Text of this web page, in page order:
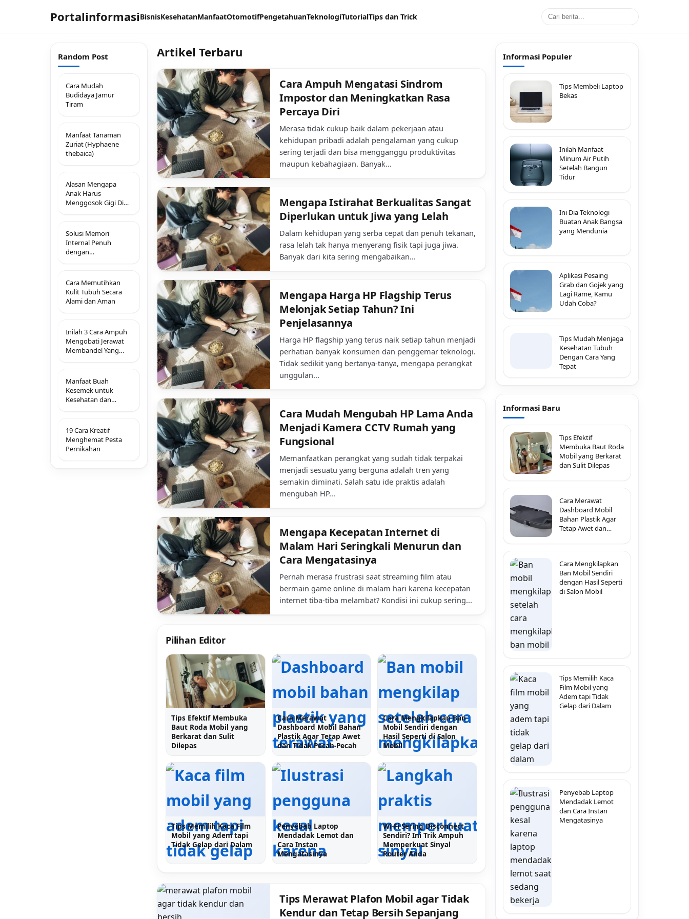
PortalinformasiBisnisKesehatanManfaatOtomotifPengetahuanTeknologiTutorialTips dan Trick
Random Post
Cara Mudah
Budidaya Jamur
Tiram
Manfaat Tanaman
Zuriat (Hyphaene
thebaica)
Alasan Mengapa
Anak Harus
Menggosok Gigi Di
Solusi Memori
Internal Penuh
dengan
Cara Memutihkan
Kulit Tubuh Secara
Alami dan Aman
Inilah 3 Cara Ampuh
Mengobati Jerawat
Membandel Yang
Manfaat Buah
Kesemek untuk
Kesehatan dan
19 Cara Kreatif
Menghemat Pesta
Pernikahan
Artikel Terbaru
Cara Ampuh Mengatasi Sindrom
Impostor dan Meningkatkan Rasa
Percaya Diri
Merasa tidak cukup baik dalam pekerjaan atau
kehidupan pribadi adalah pengalaman yang cukup
sering terjadi dan bisa mengganggu produktivitas
maupun kebahagiaan. Banyak...
Mengapa Istirahat Berkualitas Sangat
Diperlukan untuk Jiwa yang Lelah
Dalam kehidupan yang serba cepat dan penuh tekanan,
rasa lelah tak hanya menyerang fisik tapi juga jiwa.
Banyak dari kita sering mengabaikan...
Mengapa Harga HP Flagship Terus
Melonjak Setiap Tahun? Ini
Penjelasannya
Harga HP flagship yang terus naik setiap tahun menjadi
perhatian banyak konsumen dan penggemar teknologi.
Tidak sedikit yang bertanya-tanya, mengapa perangkat
unggulan...
Cara Mudah Mengubah HP Lama Anda
Menjadi Kamera CCTV Rumah yang
Fungsional
Memanfaatkan perangkat yang sudah tidak terpakai
menjadi sesuatu yang berguna adalah tren yang
semakin diminati. Salah satu ide praktis adalah
mengubah HP...
Mengapa Kecepatan Internet di
Malam Hari Seringkali Menurun dan
Cara Mengatasinya
Pernah merasa frustrasi saat streaming film atau
bermain game online di malam hari karena kecepatan
internet tiba-tiba melambat? Kondisi ini cukup sering...
Pilihan Editor
Tips Efektif Membuka
Baut Roda Mobil yang
Berkarat dan Sulit
Dilepas
Cara Merawat
Dashboard Mobil Bahan
Plastik Agar Tetap Awet
dan Tidak Pecah-Pecah
Cara Mengkilapkan Ban
Mobil Sendiri dengan
Hasil Seperti di Salon
Mobil
Tips Memilih Kaca Film
Mobil yang Adem tapi
Tidak Gelap dari Dalam
Penyebab Laptop
Mendadak Lemot dan
Cara Instan
Mengatasinya
Wi-Fi Sering Disconnect
Sendiri? Ini Trik Ampuh
Memperkuat Sinyal
Router Anda
Tips Merawat Plafon Mobil agar Tidak
Kendur dan Tetap Bersih Sepanjang
Informasi Populer
Tips Membeli Laptop
Bekas
Inilah Manfaat
Minum Air Putih
Setelah Bangun
Tidur
Ini Dia Teknologi
Buatan Anak Bangsa
yang Mendunia
Aplikasi Pesaing
Grab dan Gojek yang
Lagi Rame, Kamu
Udah Coba?
Tips Mudah Menjaga
Kesehatan Tubuh
Dengan Cara Yang
Tepat
Informasi Baru
Tips Efektif
Membuka Baut Roda
Mobil yang Berkarat
dan Sulit Dilepas
Cara Merawat
Dashboard Mobil
Bahan Plastik Agar
Tetap Awet dan
Cara Mengkilapkan
Ban Mobil Sendiri
dengan Hasil Seperti
di Salon Mobil
Tips Memilih Kaca
Film Mobil yang
Adem tapi Tidak
Gelap dari Dalam
Penyebab Laptop
Mendadak Lemot
dan Cara Instan
Mengatasinya